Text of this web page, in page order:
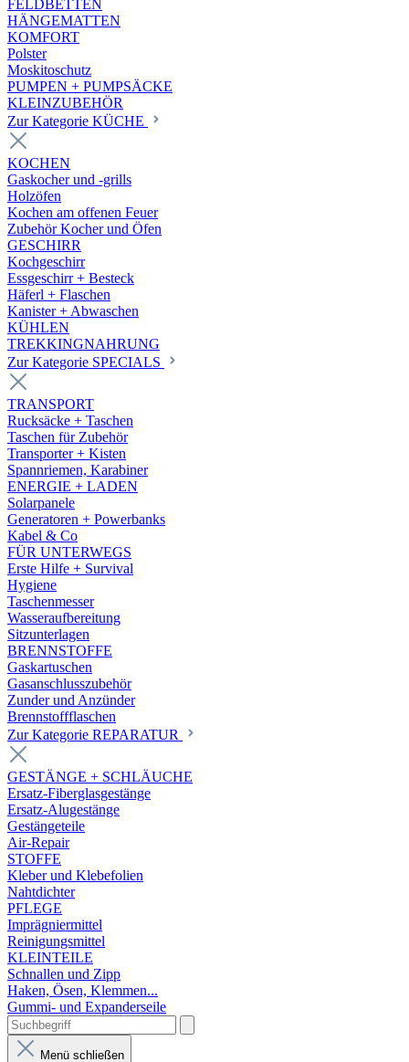
FELDBETTEN
HÄNGEMATTEN
KOMFORT
Polster
Moskitoschutz
PUMPEN + PUMPSÄCKE
KLEINZUBEHÖR
Zur Kategorie KÜCHE
KOCHEN
Gaskocher und -grills
Holzöfen
Kochen am offenen Feuer
Zubehör Kocher und Öfen
GESCHIRR
Kochgeschirr
Essgeschirr + Besteck
Häferl + Flaschen
Kanister + Abwaschen
KÜHLEN
TREKKINGNAHRUNG
Zur Kategorie SPECIALS
TRANSPORT
Rucksäcke + Taschen
Taschen für Zubehör
Transporter + Kisten
Spannriemen, Karabiner
ENERGIE + LADEN
Solarpanele
Generatoren + Powerbanks
Kabel & Co
FÜR UNTERWEGS
Erste Hilfe + Survival
Hygiene
Taschenmesser
Wasseraufbereitung
Sitzunterlagen
BRENNSTOFFE
Gaskartuschen
Gasanschlusszubehör
Zunder und Anzünder
Brennstoffflaschen
Zur Kategorie REPARATUR
GESTÄNGE + SCHLÄUCHE
Ersatz-Fiberglasgestänge
Ersatz-Alugestänge
Gestängeteile
Air-Repair
STOFFE
Kleber und Klebefolien
Nahtdichter
PFLEGE
Imprägniermittel
Reinigungsmittel
KLEINTEILE
Schnallen und Zipp
Haken, Ösen, Klemmen...
Gummi- und Expanderseile
Menü schließen